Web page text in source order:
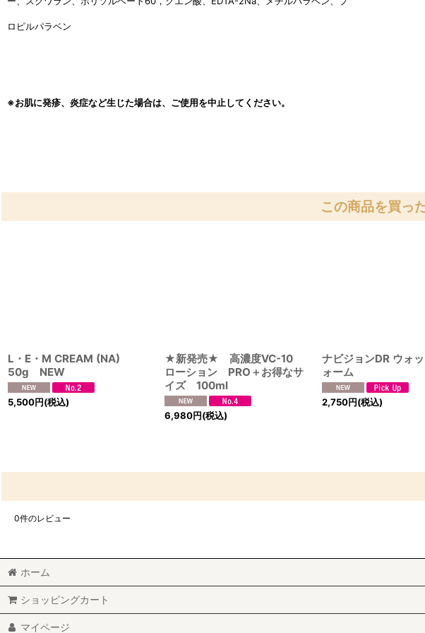
ロピルパラベン
※お肌に発疹、炎症など生じた場合は、ご使用を中止してください。
この商品を買っ
L・E・M CREAM (NA)
50g NEW
5,500円(税込)
★新発売★ 高濃度VC-10
ローション PRO＋お得なサ
イズ 100ml
6,980円(税込)
ナビジョンDR ウォ
ォーム
2,750円(税込)
0件のレビュー
ホーム
ショッピングカート
マイページ